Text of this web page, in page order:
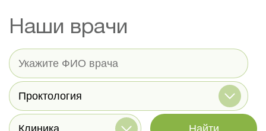
Наши врачи